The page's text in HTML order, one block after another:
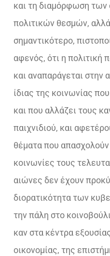
και τη διαμόρφωση
πολιτικών θεσμών,
σημαντικότερο,
αφενός, ότι η πολιτική
και αναπαράγεται στην
ίδιας της κοινωνίας
και που αλλάζει τους
παιχνιδιού, και
θέματα που απασχολούν
κοινωνίες τους
αιώνες δεν έχουν
διορατικότητα των
την πάλη στο
καν στα κέντρα
οικονομίας, της